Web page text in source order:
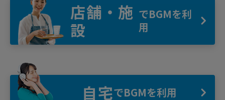
店舗・施
設
でBGMを利
用
自宅でBGMを利用